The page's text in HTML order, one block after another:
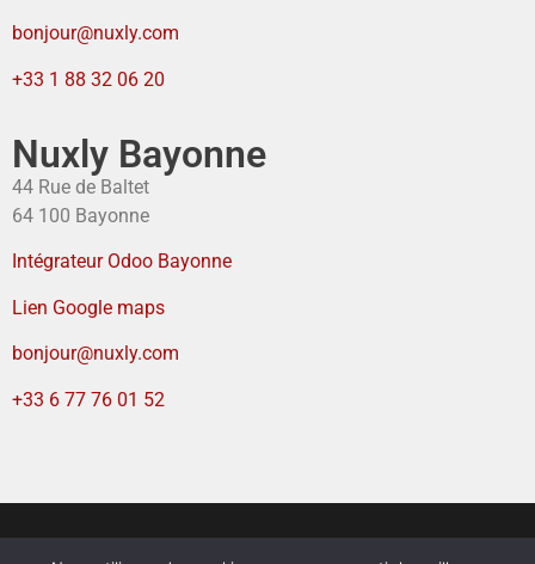
bonjour@nuxly.com
+33 1 88 32 06 20
Nuxly Bayonne
44 Rue de Baltet
64 100 Bayonne
Intégrateur Odoo Bayonne
Lien Google maps
bonjour@nuxly.com
+33 6 77 76 01 52